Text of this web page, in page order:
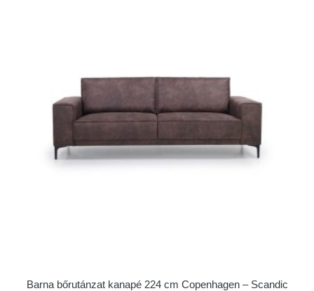
Barna bőrutánzat kanapé 224 cm Copenhagen – Scandic